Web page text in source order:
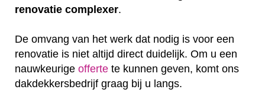
renovatie complexer.
De omvang van het werk dat nodig is voor een
renovatie is niet altijd direct duidelijk. Om u een
nauwkeurige offerte te kunnen geven, komt ons
dakdekkersbedrijf graag bij u langs.